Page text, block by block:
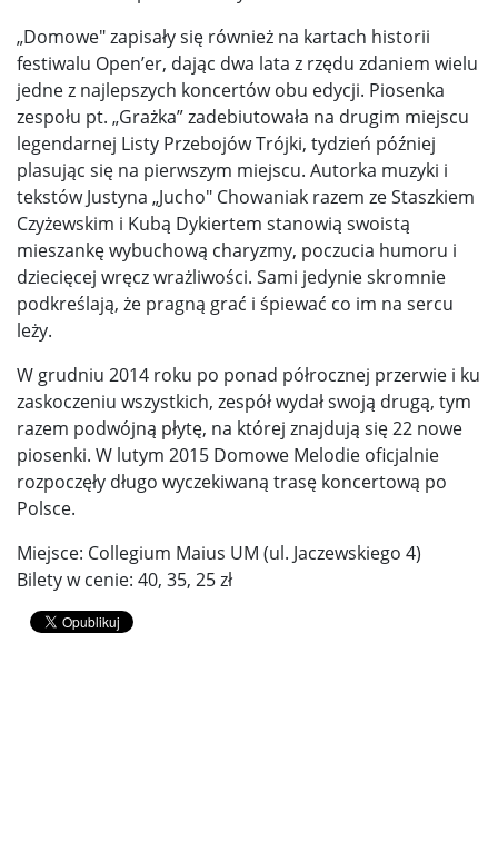
„Domowe" zapisały się również na kartach historii
festiwalu Open’er, dając dwa lata z rzędu zdaniem wielu
jedne z najlepszych koncertów obu edycji. Piosenka
zespołu pt. „Grażka” zadebiutowała na drugim miejscu
legendarnej Listy Przebojów Trójki, tydzień później
plasując się na pierwszym miejscu. Autorka muzyki i
tekstów Justyna „Jucho" Chowaniak razem ze Staszkiem
Czyżewskim i Kubą Dykiertem stanowią swoistą
mieszankę wybuchową charyzmy, poczucia humoru i
dziecięcej wręcz wrażliwości. Sami jedynie skromnie
podkreślają, że pragną grać i śpiewać co im na sercu
leży.
W grudniu 2014 roku po ponad półrocznej przerwie i ku
zaskoczeniu wszystkich, zespół wydał swoją drugą, tym
razem podwójną płytę, na której znajdują się 22 nowe
piosenki. W lutym 2015 Domowe Melodie oficjalnie
rozpoczęły długo wyczekiwaną trasę koncertową po
Polsce.
Miejsce: Collegium Maius UM (ul. Jaczewskiego 4)
Bilety w cenie: 40, 35, 25 zł